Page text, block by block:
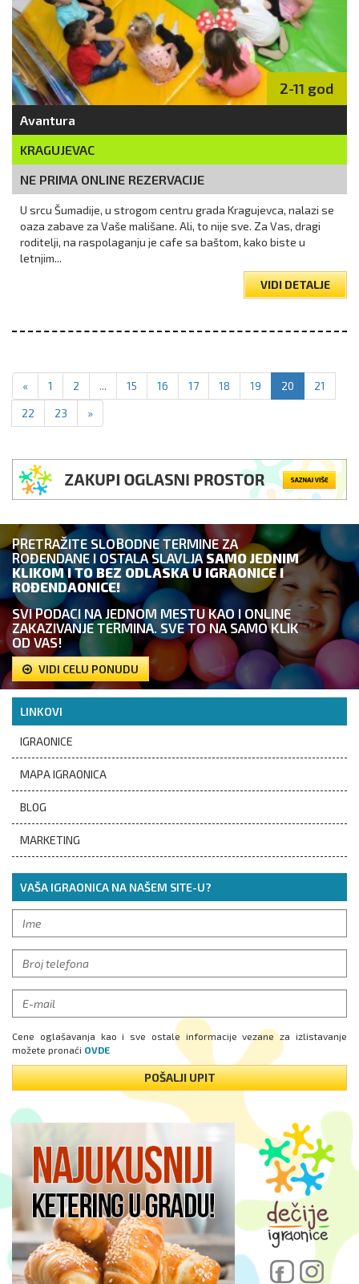
2-11 god
Avantura
KRAGUJEVAC
NE PRIMA ONLINE REZERVACIJE
U srcu Šumadije, u strogom centru grada Kragujevca, nalazi se
oaza zabave za Vaše mališane. Ali, to nije sve. Za Vas, dragi
roditelji, na raspolaganju je cafe sa baštom, kako biste u
letnjim...
VIDI DETALJE
« 1 2 ... 15 16 17 18 19 20
21
22
23 »
PRETRAŽITE SLOBODNE TERMINE ZA
ROĐENDANE I OSTALA SLAVLJASAMO JEDNIM
KLIKOM I TO BEZ ODLASKA U IGRAONICE I
ROĐENDAONICE!
SVI PODACI NA JEDNOM MESTU KAO I ONLINE
ZAKAZIVANJE TERMINA. SVE TO NA SAMO KLIK
OD VAS!
VIDI CELU PONUDU
LINKOVI
IGRAONICE
MAPA IGRAONICA
BLOG
MARKETING
VAŠA IGRAONICA NA NAŠEM SITE-U?
Cene oglašavanja kao i sve ostale informacije vezane za izlistavanje
možete pronaći OVDE
POŠALJI UPIT